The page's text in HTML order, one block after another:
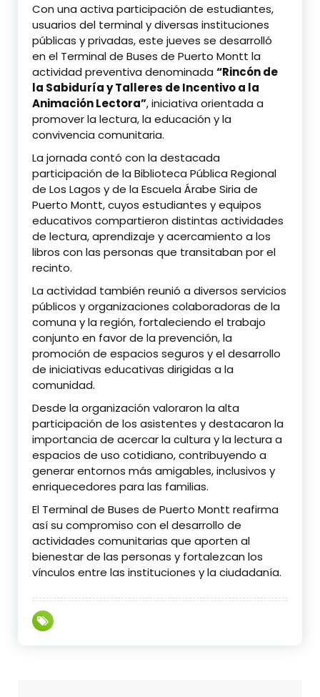
Con una activa participación de estudiantes,
usuarios del terminal y diversas instituciones
públicas y privadas, este jueves se desarrolló
en el Terminal de Buses de Puerto Montt la
actividad preventiva denominada “Rincón de
la Sabiduría y Talleres de Incentivo a la
Animación Lectora”, iniciativa orientada a
promover la lectura, la educación y la
convivencia comunitaria.
La jornada contó con la destacada
participación de la Biblioteca Pública Regional
de Los Lagos y de la Escuela Árabe Siria de
Puerto Montt, cuyos estudiantes y equipos
educativos compartieron distintas actividades
de lectura, aprendizaje y acercamiento a los
libros con las personas que transitaban por el
recinto.
La actividad también reunió a diversos servicios
públicos y organizaciones colaboradoras de la
comuna y la región, fortaleciendo el trabajo
conjunto en favor de la prevención, la
promoción de espacios seguros y el desarrollo
de iniciativas educativas dirigidas a la
comunidad.
Desde la organización valoraron la alta
participación de los asistentes y destacaron la
importancia de acercar la cultura y la lectura a
espacios de uso cotidiano, contribuyendo a
generar entornos más amigables, inclusivos y
enriquecedores para las familias.
El Terminal de Buses de Puerto Montt reafirma
así su compromiso con el desarrollo de
actividades comunitarias que aporten al
bienestar de las personas y fortalezcan los
vínculos entre las instituciones y la ciudadanía.